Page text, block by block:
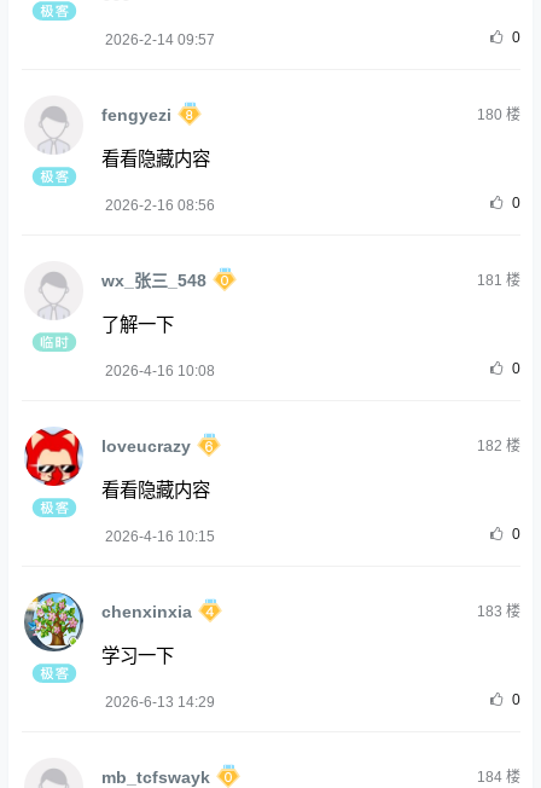
2026-2-14 09:57 0
fengyezi 180楼
看看隐藏内容
2026-2-16 08:56 0
wx_张三_548 181 楼
了解一下
2026-4-16 10:08 0
loveucrazy 182 楼
看看隐藏内容
2026-4-16 10:15 0
chenxinxia 183 楼
学习一下
2026-6-13 14:29 0
mb_tcfswayk 184楼